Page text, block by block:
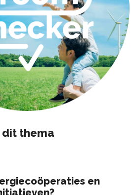
dit thema
en